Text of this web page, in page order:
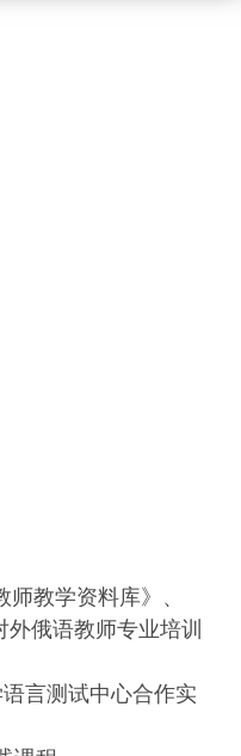
教学资料库》、
俄语教师专业培训
言测试中心合作实